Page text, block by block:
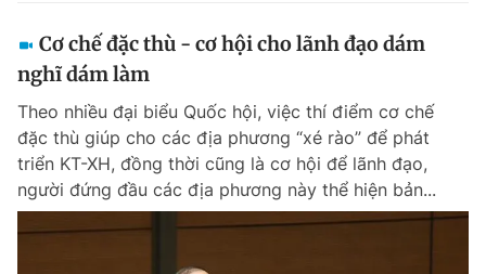
Cơ chế đặc thù - cơ hội cho lãnh đạo dám
nghĩ dám làm
Theo nhiều đại biểu Quốc hội, việc thí điểm cơ chế
đặc thù giúp cho các địa phương “xé rào” để phát
triển KT-XH, đồng thời cũng là cơ hội để lãnh đạo,
người đứng đầu các địa phương này thể hiện bản...